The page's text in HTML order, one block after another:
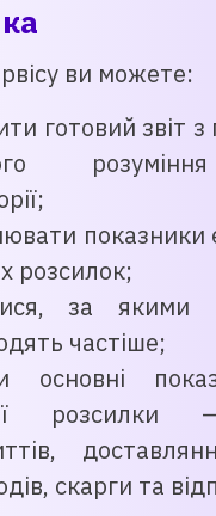
ви можете:
готовий звіт з
показники
розсилок;
за якими
частіше;
основні
розсилки —
скарги та